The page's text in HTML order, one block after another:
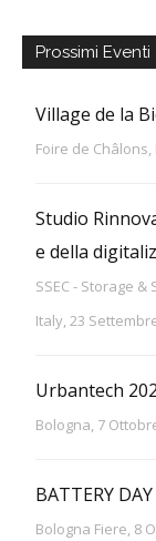
Prossimi Eventi
Village de la
Foire de Châlons,
Studio
e della
SSEC - Storage
Italy, 23
Urbantech
Bologna, 7
BATTERY
Bologna Fiere, 8